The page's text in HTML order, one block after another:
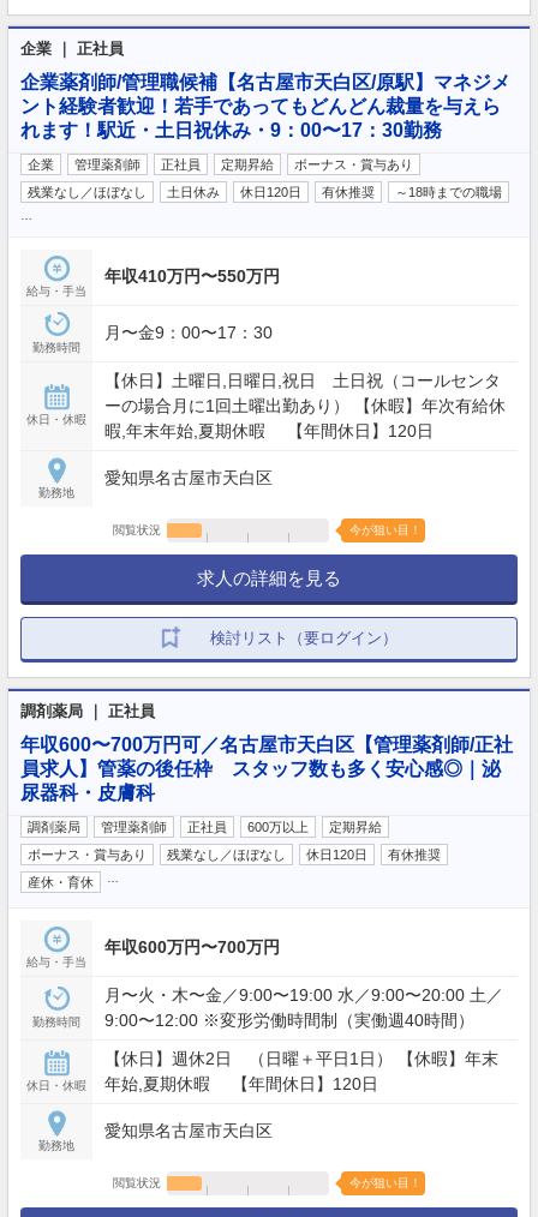
企業 ｜ 正社員
企業薬剤師/管理職候補【名古屋市天白区/原駅】マネジメ
ント経験者歓迎！若手であってもどんどん裁量を与えら
れます！駅近・土日祝休み・9：00〜17：30勤務
企業 管理薬剤師 正社員 定期昇給
ボーナス・賞与あり
残業なし／ほぼなし
土日休み 休日120日 有休推奨 ～18時までの職場
給与・手当
年収410万円〜550万円
勤務時間
月〜金9：00〜17：30
休日・休暇
【休日】土曜日,日曜日,祝日 土日祝（コールセンタ
ーの場合月に1回土曜出勤あり） 【休暇】年次有給休
暇,年末年始,夏期休暇 【年間休日】120日
勤務地
愛知県名古屋市天白区
閲覧状況 今が狙い目！
求人の詳細を見る
検討リスト（要ログイン）
調剤薬局 ｜ 正社員
年収600〜700万円可／名古屋市天白区【管理薬剤師/正社
員求人】管薬の後任枠 スタッフ数も多く安心感◎｜泌
尿器科・皮膚科
調剤薬局 管理薬剤師 正社員 600万以上
定期昇給
ボーナス・賞与あり
残業なし／ほぼなし 休日120日
有休推奨
産休・育休
給与・手当
年収600万円〜700万円
勤務時間
月〜火・木〜金／9:00〜19:00 水／9:00〜20:00 土／
9:00〜12:00 ※変形労働時間制（実働週40時間）
休日・休暇
【休日】週休2日 （日曜＋平日1日） 【休暇】年末
年始,夏期休暇 【年間休日】120日
勤務地
愛知県名古屋市天白区
閲覧状況 今が狙い目！